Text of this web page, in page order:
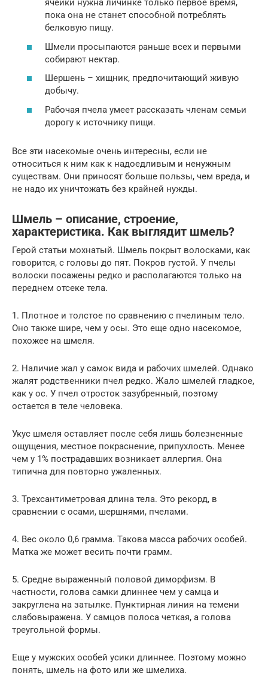
ячейки нужна личинке только первое время,
пока она не станет способной потреблять
белковую пищу.
Шмели просыпаются раньше всех и первыми
собирают нектар.
Шершень – хищник, предпочитающий живую
добычу.
Рабочая пчела умеет рассказать членам семьи
дорогу к источнику пищи.
Все эти насекомые очень интересны, если не
относиться к ним как к надоедливым и ненужным
существам. Они приносят больше пользы, чем вреда, и
не надо их уничтожать без крайней нужды.
Шмель – описание, строение,
характеристика. Как выглядит шмель?
Герой статьи мохнатый. Шмель покрыт волосками, как
говорится, с головы до пят. Покров густой. У пчелы
волоски посажены редко и располагаются только на
переднем отсеке тела.
1. Плотное и толстое по сравнению с пчелиным тело.
Оно также шире, чем у осы. Это еще одно насекомое,
похожее на шмеля.
2. Наличие жал у самок вида и рабочих шмелей. Однако
жалят родственники пчел редко. Жало шмелей гладкое,
как у ос. У пчел отросток зазубренный, поэтому
остается в теле человека.
Укус шмеля оставляет после себя лишь болезненные
ощущения, местное покраснение, припухлость. Менее
чем у 1% пострадавших возникает аллергия. Она
типична для повторно ужаленных.
3. Трехсантиметровая длина тела. Это рекорд, в
сравнении с осами, шершнями, пчелами.
4. Вес около 0,6 грамма. Такова масса рабочих особей.
Матка же может весить почти грамм.
5. Средне выраженный половой диморфизм. В
частности, голова самки длиннее чем у самца и
закруглена на затылке. Пунктирная линия на темени
слабовыражена. У самцов полоса четкая, а голова
треугольной формы.
Еще у мужских особей усики длиннее. Поэтому можно
понять, шмель на фото или же шмелиха.